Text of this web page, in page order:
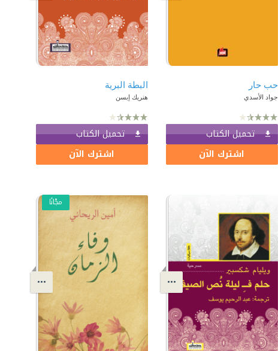
حب حار
جواد الأسدي
تحميل الكتاب
اشترك الآن
البطة البرية
هنريك إبسن
تحميل الكتاب
اشترك الآن
مجّانًا